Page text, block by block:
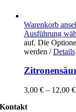
Warenkorb
Ausführung
auf. Die
werden / Details
3,00 € – 12,00 €
Kontakt